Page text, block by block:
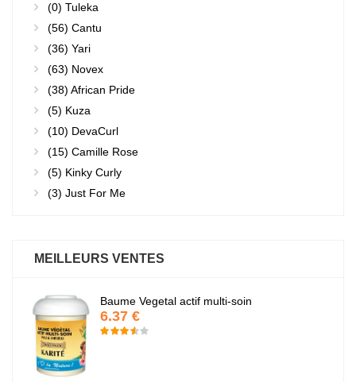
(0) Tuleka
(56) Cantu
(36) Yari
(63) Novex
(38) African Pride
(5) Kuza
(10) DevaCurl
(15) Camille Rose
(5) Kinky Curly
(3) Just For Me
MEILLEURS VENTES
Baume Vegetal actif multi-soin
6.37 €